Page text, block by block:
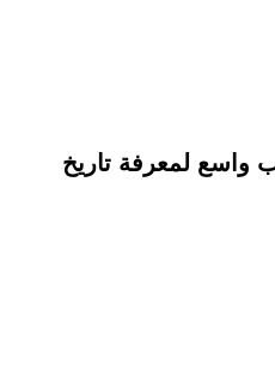
واسع لمعرفة تاريخ